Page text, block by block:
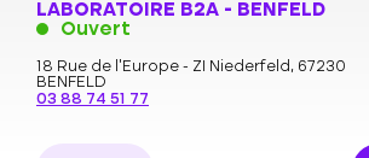
LABORATOIRE B2A - BENFELD
Ouvert
18 Rue de l'Europe - ZI Niederfeld, 67230
BENFELD
03 88 74 51 77